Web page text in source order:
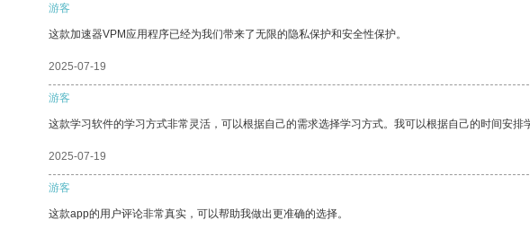
游客
这款加速器VPM应用程序已经为我们带来了无限的隐私保护和安全性保护。
2025-07-19
游客
这款学习软件的学习方式非常灵活，可以根据自己的需求选择学习方式。我可以根据自己的时间安排
2025-07-19
游客
这款app的用户评论非常真实，可以帮助我做出更准确的选择。